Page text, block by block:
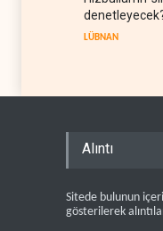
LÜBNAN
Alıntı
Sitede bulunun
gösterilerek